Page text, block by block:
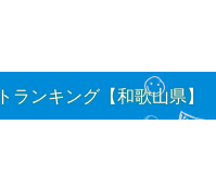
ランキング【和歌山県】